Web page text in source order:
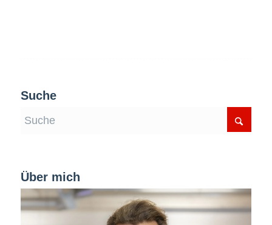
Suche
Über mich